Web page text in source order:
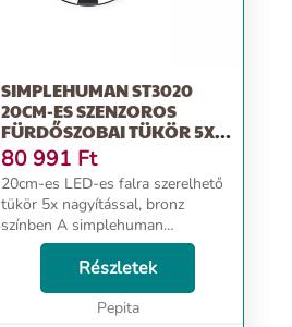
SIMPLEHUMAN ST3020
20CM-ES SZENZOROS
FÜRDŐSZOBAI TÜKÖR 5X
NAGYÍTÁ...
80 991 Ft
20cm-es LED-es falra szerelhető
tükör 5x nagyítással, bronz
színben A simplehuman
szenzoros tükör megvilágítása
automatikusan bekapcsol, amikor
Ön belenéz. Különlegessége a
Tru-Lux fényrendszer, ami a...
Részletek
Pepita